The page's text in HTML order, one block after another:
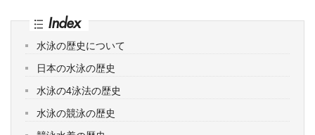
Index
水泳の歴史について
日本の水泳の歴史
水泳の4泳法の歴史
水泳の競泳の歴史